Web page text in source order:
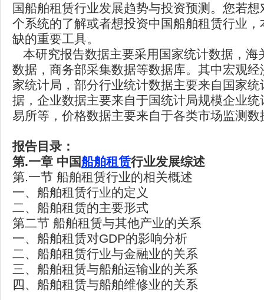
国船舶租赁行业发展趋势与投资预测。您若
个系统的了解或者想投资中国船舶租赁行业
缺的重要工具。
本研究报告数据主要采用国家统计数据，海
数据，商务部采集数据等数据库。其中宏观
家统计局，部分行业统计数据主要来自国家
据，企业数据主要来自于国统计局规模企业
易所等，价格数据主要来自于各类市场监测数
报告目录：
第.一章 中国船舶租赁行业发展综述
第.一节 船舶租赁行业的相关概述
一、船舶租赁行业的定义
二、船舶租赁的主要形式
第二节 船舶租赁与其他产业的关系
一、船舶租赁对GDP的影响分析
二、船舶租赁行业与金融业的关系
三、船舶租赁与船舶运输业的关系
四、船舶租赁与船舶维修业的关系